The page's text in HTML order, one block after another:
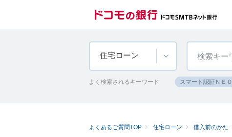
住宅ローン
よく検索されるキーワード スマート認証ＮＥＯ
よくあるご質問TOP 住宅ローン 借入前のかた